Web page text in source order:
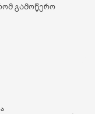
გამოწერო